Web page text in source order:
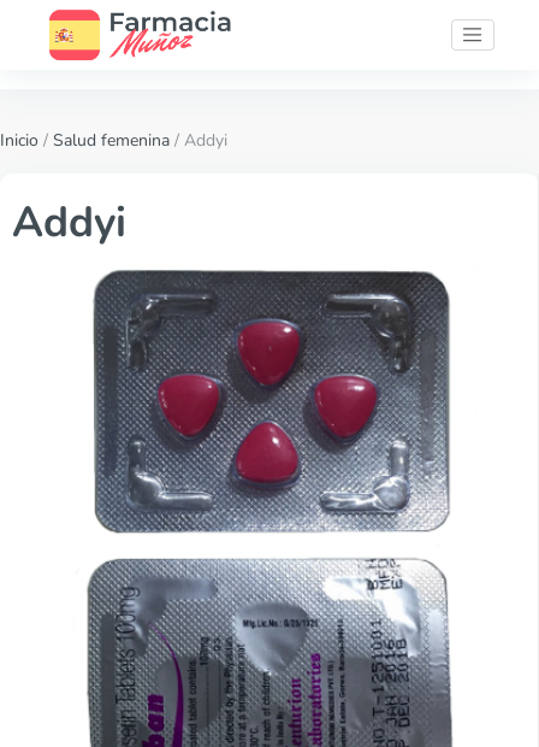
Inicio / Salud femenina / Addyi
Addyi